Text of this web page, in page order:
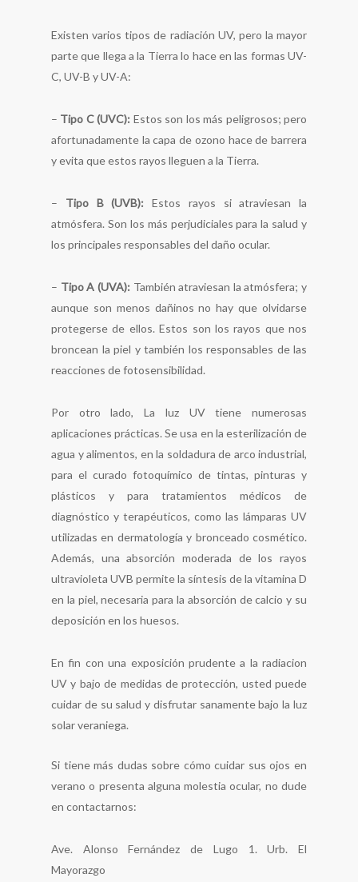
Existen varios tipos de radiación UV, pero la mayor
parte que llega a la Tierra lo hace en las formas UV-
C, UV-B y UV-A:
– Tipo C (UVC): Estos son los más peligrosos; pero
afortunadamente la capa de ozono hace de barrera
y evita que estos rayos lleguen a la Tierra.
– Tipo B (UVB): Estos rayos si atraviesan la
atmósfera. Son los más perjudiciales para la salud y
los principales responsables del daño ocular.
– Tipo A (UVA): También atraviesan la atmósfera; y
aunque son menos dañinos no hay que olvidarse
protegerse de ellos. Estos son los rayos que nos
broncean la piel y también los responsables de las
reacciones de fotosensibilidad.
Por otro lado, La luz UV tiene numerosas
aplicaciones prácticas. Se usa en la esterilización de
agua y alimentos, en la soldadura de arco industrial,
para el curado fotoquímico de tintas, pinturas y
plásticos y para tratamientos médicos de
diagnóstico y terapéuticos, como las lámparas UV
utilizadas en dermatología y bronceado cosmético.
Además, una absorción moderada de los rayos
ultravioleta UVB permite la síntesis de la vitamina D
en la piel, necesaria para la absorción de calcio y su
deposición en los huesos.
En fin con una exposición prudente a la radiacion
UV y bajo de medidas de protección, usted puede
cuidar de su salud y disfrutar sanamente bajo la luz
solar veraniega.
Si tiene más dudas sobre cómo cuidar sus ojos en
verano o presenta alguna molestia ocular, no dude
en contactarnos:
Ave. Alonso Fernández de Lugo 1. Urb. El
Mayorazgo